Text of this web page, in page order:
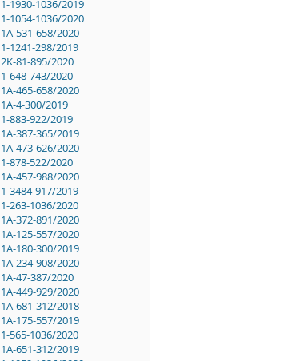
1-1930-1036/2019
1-1054-1036/2020
1A-531-658/2020
1-1241-298/2019
2K-81-895/2020
1-648-743/2020
1A-465-658/2020
1A-4-300/2019
1-883-922/2019
1A-387-365/2019
1A-473-626/2020
1-878-522/2020
1A-457-988/2020
1-3484-917/2019
1-263-1036/2020
1A-372-891/2020
1A-125-557/2020
1A-180-300/2019
1A-234-908/2020
1A-47-387/2020
1A-449-929/2020
1A-681-312/2018
1A-175-557/2019
1-565-1036/2020
1A-651-312/2019